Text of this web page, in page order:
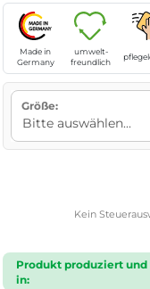
Made in
Germany
umwelt-
freundlich
Größe:
Kein
Produkt produziert
in: